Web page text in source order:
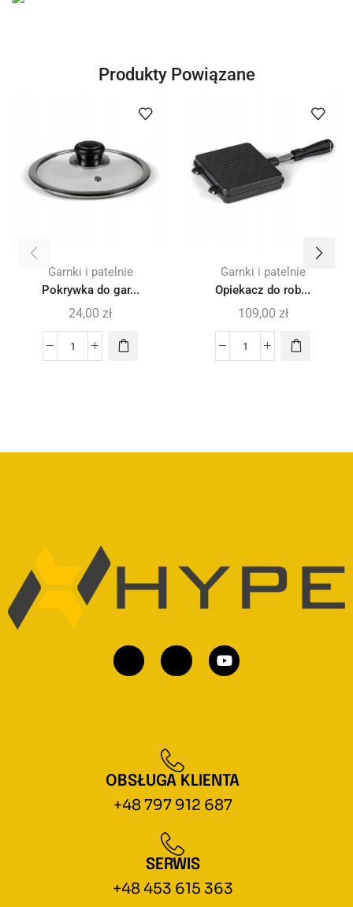
Produkty Powiązane
Garnki i patelnie
Pokrywka do gar...
24,00 zł
Garnki i patelnie
Opiekacz do rob...
109,00 zł
OBSŁUGA KLIENTA
+48 797 912 687
SERWIS
+48 453 615 363